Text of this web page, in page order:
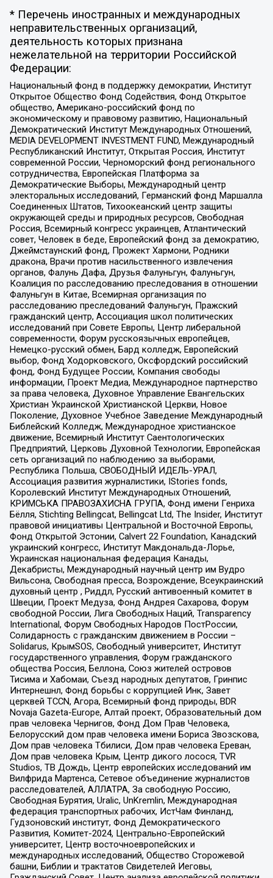
* Перечень иностранных и международных
неправительственных организаций,
деятельность которых признана
нежелательной на территории Российской
Федерации:
Национальный фонд в поддержку демократии, Институт
Открытое Общество Фонд Содействия, Фонд Открытое
общество, Американо-российский фонд по
экономическому и правовому развитию, Национальный
Демократический Институт Международных Отношений,
MEDIA DEVELOPMENT INVESTMENT FUND, Международный
Республиканский Институт, Открытая Россия, Институт
современной России, Черноморский фонд регионального
сотрудничества, Европейская Платформа за
Демократические Выборы, Международный центр
электоральных исследований, Германский фонд Маршалла
Соединенных Штатов, Тихоокеанский центр защиты
окружающей среды и природных ресурсов, Свободная
Россия, Всемирный конгресс украинцев, Атлантический
совет, Человек в беде, Европейский фонд за демократию,
Джеймстаунский фонд, Прожект Хармони, Родники
дракона, Врачи против насильственного извлечения
органов, Фалунь Дафа, Друзья Фалуньгун, Фалуньгун,
Коалиция по расследованию преследования в отношении
Фалуньгун в Китае, Всемирная организация по
расследованию преследований Фалуньгун, Пражский
гражданский центр, Ассоциация школ политических
исследований при Совете Европы, Центр либеральной
современности, Форум русскоязычных европейцев,
Немецко-русский обмен, Бард колледж, Европейский
выбор, Фонд Ходорковского, Оксфордский российский
фонд, Фонд Будущее России, Компания свободы
информации, Проект Медиа, Международное партнерство
за права человека, Духовное Управление Евангельских
Христиан Украинской Христианской Церкви, Новое
Поколение, Духовное Учебное Заведение Международный
Библейский Колледж, Международное христианское
движение, Всемирный Институт Саентологических
Предприятий, Церковь Духовной Технологии, Европейская
сеть организаций по наблюдению за выборами,
Республика Польша, СВОБОДНЫЙ ИДЕЛЬ-УРАЛ,
Ассоциация развития журналистики, IStories fonds,
Королевский Институт Международных Отношений,
КРИМСЬКА ПРАВОЗАХИСНА ГРУПА, Фонд имени Генриха
Бёлля, Stichting Bellingcat, Bellingcat Ltd, The Insider, Институт
правовой инициативы Центральной и Восточной Европы,
Фонд Открытой Эстонии, Calvert 22 Foundation, Канадский
украинский конгресс, Институт Макдональда-Лорье,
Украинская национальная федерация Канады,
Декабристы, Международный научный центр им Вудро
Вильсона, Свободная пресса, Возрождение, Всеукраинский
духовный центр , Риддл, Русский антивоенный комитет в
Швеции, Проект Медуза, Фонд Андрея Сахарова, Форум
свободной России, Лига Свободных Наций, Transparеncy
International, Форум Свободных Народов ПостРоссии,
Солидарность с гражданским движением в России –
Solidarus, КрымSOS, Свободный университет, Институт
государственного управления, Форум гражданского
общества Россия, Беллона, Союз жителей островов
Тисима и Хабомаи, Съезд народных депутатов, Гринпис
Интернешнл, Фонд борьбы с коррупцией Инк, Завет
церквей TCCN, Агора, Всемирный фонд природы, BDR
Novaja Gazeta-Europe, Алтай проект, Образовательный дом
прав человека Чернигов, Фонд Дом Прав Человека,
Белорусский дом прав человека имени Бориса Звозскова,
Дом прав человека Тбилиси, Дом прав человека Ереван,
Дом прав человека Крым, Центр дикого лосося, TVR
Studios, ТВ Дождь, Центр европейских исследований им
Вилфрида Мартенса, Сетевое объединение журналистов
расследователей, АЛЛАТРА, За свободную Россию,
Свободная Бурятия, Uralic, UnKremlin, Международная
федерация транспортных рабочих, ИстЧам Финланд,
Гудзоновский институт, Фонд Демократического
Развития, Комитет-2024, Центрально-Европейский
университет, Центр восточноевропейских и
международных исследований, Общество Сторожевой
башни, Библии и трактатов Свидетелей Иеговы,